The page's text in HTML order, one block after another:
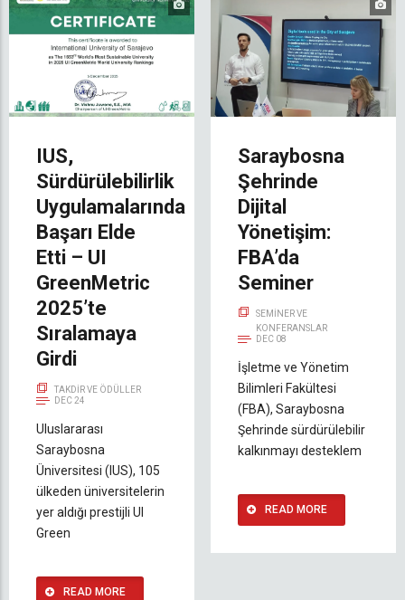
IUS,
Sürdürülebilirlik
Uygulamalarında
Başarı Elde
Etti – UI
GreenMetric
2025’te
Sıralamaya
Girdi
TAKDIR VE ÖDÜLLER
DEC 24
Uluslararası
Saraybosna
Üniversitesi (IUS), 105
ülkeden üniversitelerin
yer aldığı prestijli UI
Green
READ MORE
Saraybosna
Şehrinde
Dijital
Yönetişim:
FBA’da
Seminer
SEMINER VE
KONFERANSLAR
DEC 08
İşletme ve Yönetim
Bilimleri Fakültesi
(FBA), Saraybosna
Şehrinde sürdürülebilir
kalkınmayı desteklem
READ MORE